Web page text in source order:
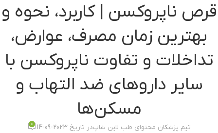
قرص ناپروکسن | کاربرد، نحوه و
بهترین زمان مصرف، عوارض،
تداخلات و تفاوت ناپروکسن با
سایر داروهای ضد التهاب و
مسکن‌ها
تیم پزشکان محتوای طب لاین شاپدر تاریخ 2023-09-14 0